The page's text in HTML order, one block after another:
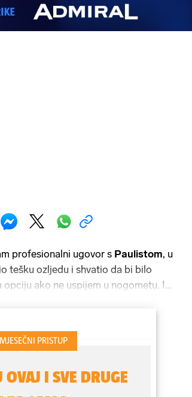
profesionalni ugovor s Paulistom, u
tešku ozljedu i shvatio da bi bilo
ako ne uspijem u nogometu. I